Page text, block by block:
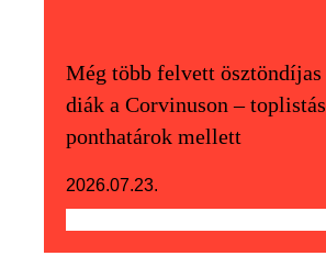
Még több felvett ösztöndíjas
diák a Corvinuson – toplistás
ponthatárok mellett
2026.07.23.